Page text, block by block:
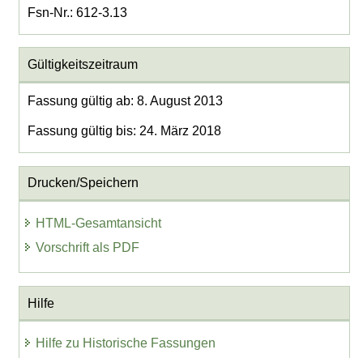
Fsn-Nr.: 612-3.13
Gültigkeitszeitraum
Fassung gültig ab: 8. August 2013
Fassung gültig bis: 24. März 2018
Drucken/Speichern
HTML-Gesamtansicht
Vorschrift als PDF
Hilfe
Hilfe zu Historische Fassungen